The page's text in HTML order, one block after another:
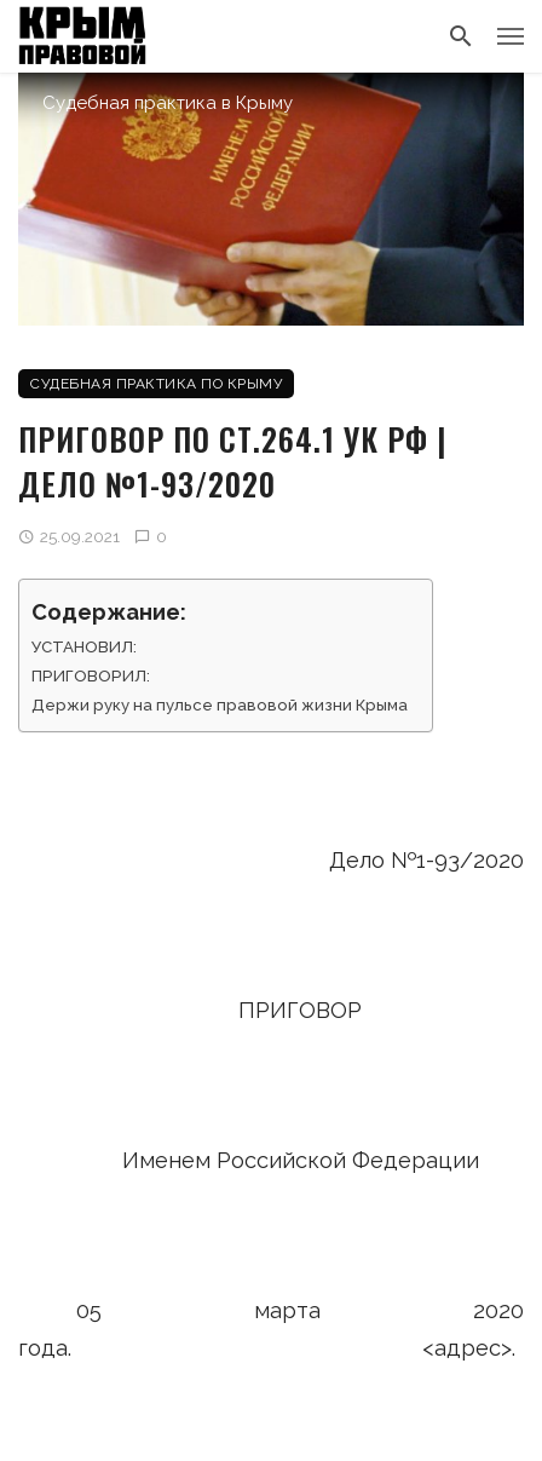
Судебная практика в Крыму
СУДЕБНАЯ ПРАКТИКА ПО КРЫМУ
ПРИГОВОР ПО СТ.264.1 УК РФ |
ДЕЛО №1-93/2020
25.09.2021 0
Содержание:
УСТАНОВИЛ:
ПРИГОВОРИЛ:
Держи руку на пульсе правовой жизни Крыма
Дело №1-93/2020
ПРИГОВОР
Именем Российской Федерации
05 марта 2020
года. <адрес>.